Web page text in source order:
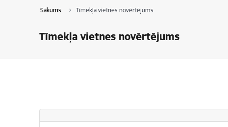
Sākums Tīmekļa vietnes novērtējums
Tīmekļa vietnes novērtējums
Vai šī informācija bija noderīga?